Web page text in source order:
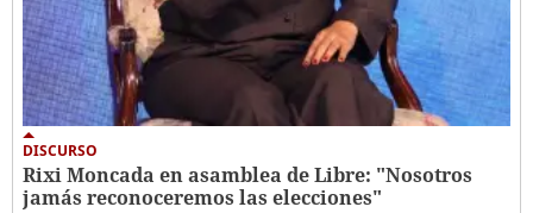
DISCURSO
Rixi Moncada en asamblea de Libre: "Nosotros
jamás reconoceremos las elecciones"